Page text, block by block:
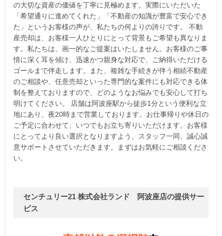
の大切な資産の価値を丁寧に見極めます。実際にいただいた
「希望通りに進めてくれた」「不動産の知識が豊富で安心でき
た」というお客様の声が、私たちの何よりの誇りです。 不動
産売却は、お客様一人ひとりにとって背景もご希望も異なりま
す。私たちは、画一的なご提案はいたしません。お客様のご事
情に深く耳を傾け、迅速かつ親身な対応で、ご納得いただける
ゴールまで伴走します。また、複雑な手続きが伴う相続不動産
のご相談や、任意売却といった専門的な案件にも対応できる体
制を整えておりますので、どのようなお悩みでも安心して打ち
明けてください。 店舗は阿波座駅から徒歩1分という便利な立
地にあり、夜20時まで営業しております。お仕事帰りや休日の
ご予定に合わせて、いつでもお立ち寄りいただけます。お客様
にとってより良い選択となりますよう、スタッフ一同、誠心誠
意サポートさせていただきます。まずはお気軽にご相談くださ
い。
センチュリー21 株式会社ランド 阿波座店の提供サー
ビス